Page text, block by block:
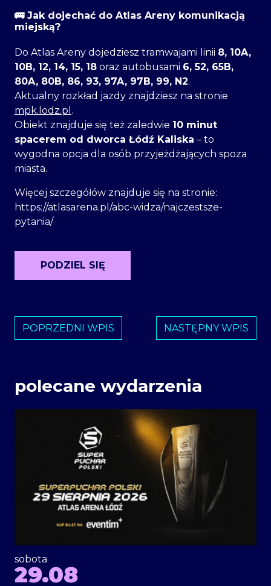
🚌 Jak dojechać do Atlas Areny komunikacją
miejską?
Do Atlas Areny dojedziesz tramwajami linii 8, 10A,
10B, 12, 14, 15, 18 oraz autobusami 6, 52, 65B,
80A, 80B, 86, 93, 97A, 97B, 99, N2.
Aktualny rozkład jazdy znajdziesz na stronie
mpk.lodz.pl .
Obiekt znajduje się też zaledwie 10 minut
spacerem od dworca Łódź Kaliska – to
wygodna opcja dla osób przyjeżdżających spoza
miasta.
Więcej szczegółów znajduje się na stronie:
https://atlasarena.pl/abc-widza/najczestsze-
pytania/
PODZIEL SIĘ
POPRZEDNI WPIS NASTĘPNY WPIS
polecane wydarzenia
sobota
29.08